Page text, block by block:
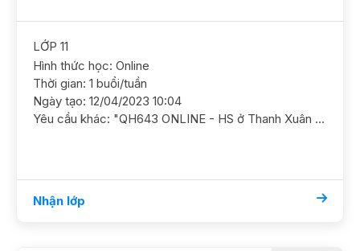
LỚP 11
Hình thức học: Online
Thời gian: 1 buổi/tuần
Ngày tạo: 12/04/2023 10:04
Yêu cầu khác: "QH643 ONLINE - HS ở Thanh Xuân Hóa 11/ HS nữ/ THPT Khương Đình Cần ôn luyện chắc cơ bản và nâng cao thêm để con tốt kiến thức thi tốt nghiệp Mục tiêu 8+ Học phí 150k/b/2h ĐC Khương Đình, Thanh Xuân"
Nhận lớp